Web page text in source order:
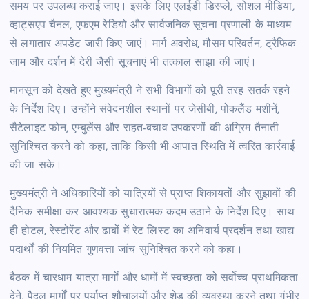
समय पर उपलब्ध कराई जाए। इसके लिए एलईडी डिस्प्ले, सोशल मीडिया,
व्हाट्सएप चैनल, एफएम रेडियो और सार्वजनिक सूचना प्रणाली के माध्यम
से लगातार अपडेट जारी किए जाएं। मार्ग अवरोध, मौसम परिवर्तन, ट्रैफिक
जाम और दर्शन में देरी जैसी सूचनाएं भी तत्काल साझा की जाएं।
मानसून को देखते हुए मुख्यमंत्री ने सभी विभागों को पूरी तरह सतर्क रहने
के निर्देश दिए। उन्होंने संवेदनशील स्थानों पर जेसीबी, पोकलैंड मशीनें,
सैटेलाइट फोन, एम्बुलेंस और राहत-बचाव उपकरणों की अग्रिम तैनाती
सुनिश्चित करने को कहा, ताकि किसी भी आपात स्थिति में त्वरित कार्रवाई
की जा सके।
मुख्यमंत्री ने अधिकारियों को यात्रियों से प्राप्त शिकायतों और सुझावों की
दैनिक समीक्षा कर आवश्यक सुधारात्मक कदम उठाने के निर्देश दिए। साथ
ही होटल, रेस्टोरेंट और ढाबों में रेट लिस्ट का अनिवार्य प्रदर्शन तथा खाद्य
पदार्थों की नियमित गुणवत्ता जांच सुनिश्चित करने को कहा।
बैठक में चारधाम यात्रा मार्गों और धामों में स्वच्छता को सर्वोच्च प्राथमिकता